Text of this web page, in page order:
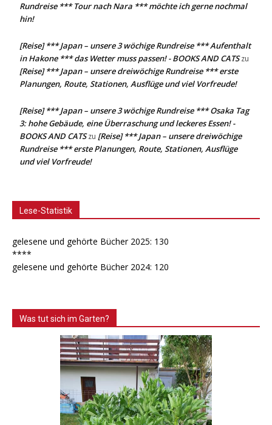
Rundreise *** Tour nach Nara *** möchte ich gerne nochmal
hin!
[Reise] *** Japan – unsere 3 wöchige Rundreise *** Aufenthalt
in Hakone *** das Wetter muss passen! - BOOKS AND CATSzu
[Reise] *** Japan – unsere dreiwöchige Rundreise *** erste
Planungen, Route, Stationen, Ausflüge und viel Vorfreude!
[Reise] *** Japan – unsere 3 wöchige Rundreise *** Osaka Tag
3: hohe Gebäude, eine Überraschung und leckeres Essen! -
BOOKS AND CATSzu [Reise] *** Japan – unsere dreiwöchige
Rundreise *** erste Planungen, Route, Stationen, Ausflüge
und viel Vorfreude!
Lese-Statistik
gelesene und gehörte Bücher 2025: 130
****
gelesene und gehörte Bücher 2024: 120
Was tut sich im Garten?